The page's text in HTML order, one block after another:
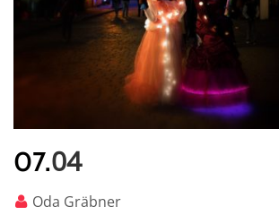
07.04
Oda Gräbner